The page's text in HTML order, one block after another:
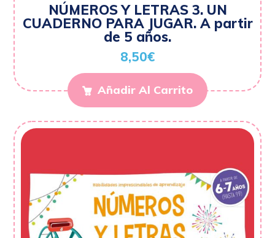
NÚMEROS Y LETRAS 3. UN
CUADERNO PARA JUGAR. A partir
de 5 años.
8,50€
Añadir Al Carrito